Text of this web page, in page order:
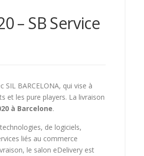
– SB Service
BARCELONA, qui vise à
et les pure players. La livraison
à Barcelone.
de logiciels,
liés au commerce
le salon eDelivery est